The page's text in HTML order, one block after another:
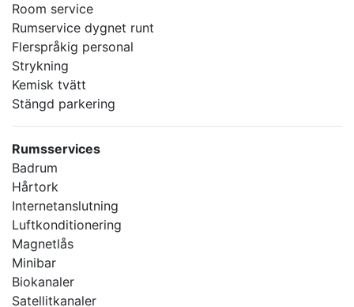
Room service
Rumservice dygnet runt
Flerspråkig personal
Strykning
Kemisk tvätt
Stängd parkering
Rumsservices
Badrum
Hårtork
Internetanslutning
Luftkonditionering
Magnetlås
Minibar
Biokanaler
Satellitkanaler